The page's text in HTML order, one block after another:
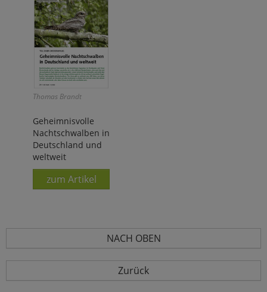
Thomas Brandt
Geheimnisvolle
Nachtschwalben in
Deutschland und
weltweit
zum Artikel
NACH OBEN
Zurück